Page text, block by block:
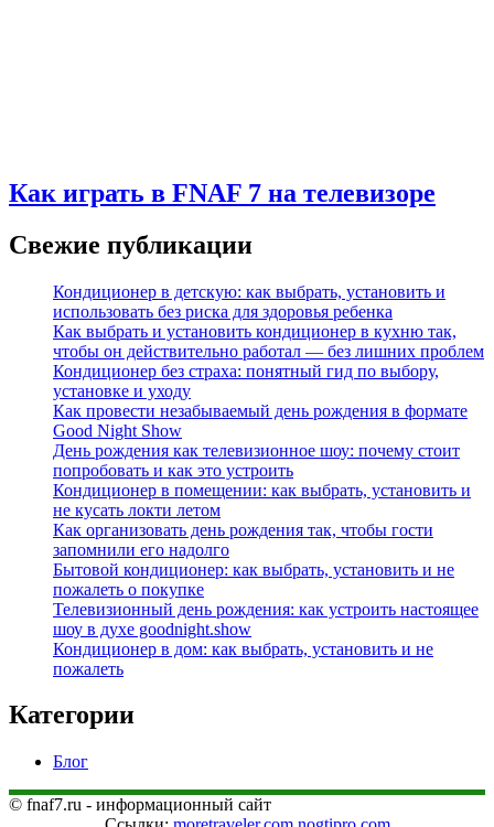
Как играть в FNAF 7 на телевизоре
Свежие публикации
Кондиционер в детскую: как выбрать, установить и
использовать без риска для здоровья ребенка
Как выбрать и установить кондиционер в кухню так,
чтобы он действительно работал — без лишних проблем
Кондиционер без страха: понятный гид по выбору,
установке и уходу
Как провести незабываемый день рождения в формате
Good Night Show
День рождения как телевизионное шоу: почему стоит
попробовать и как это устроить
Кондиционер в помещении: как выбрать, установить и
не кусать локти летом
Как организовать день рождения так, чтобы гости
запомнили его надолго
Бытовой кондиционер: как выбрать, установить и не
пожалеть о покупке
Телевизионный день рождения: как устроить настоящее
шоу в духе goodnight.show
Кондиционер в дом: как выбрать, установить и не
пожалеть
Категории
Блог
© fnaf7.ru - информационный сайт